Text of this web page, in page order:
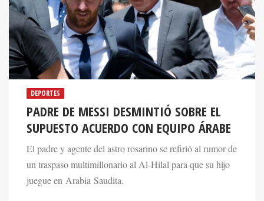
DEPORTES
PADRE DE MESSI DESMINTIÓ SOBRE EL
SUPUESTO ACUERDO CON EQUIPO ÁRABE
El padre y agente del astro rosarino se refirió al rumor de
un traspaso multimillonario al Al-Hilal para que su hijo
juegue en Arabia Saudita.